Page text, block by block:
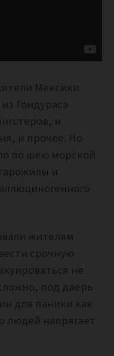
Мексики
Гондураса
и
и прочее. Но
по шею морской
и
жителям
срочную
не
под дверь
для паники как
людей напрягает